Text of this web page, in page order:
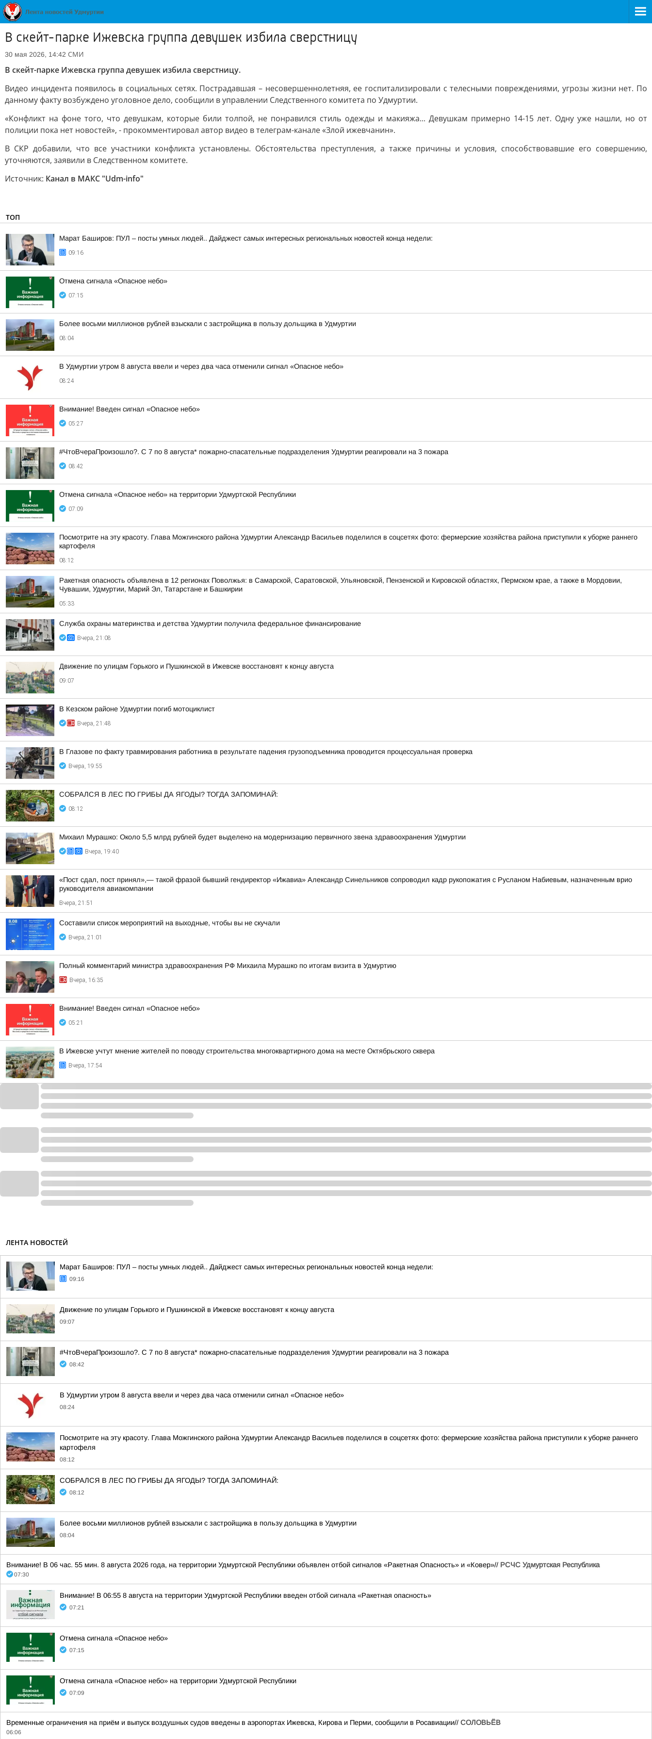
В скейт-парке Ижевска группа девушек избила сверстницу
30 мая 2026, 14:42 СМИ
В скейт-парке Ижевска группа девушек избила сверстницу.
Видео инцидента появилось в социальных сетях. Пострадавшая – несовершеннолетняя, ее госпитализировали с телесными повреждениями, угрозы жизни нет. По
данному факту возбуждено уголовное дело, сообщили в управлении Следственного комитета по Удмуртии.
«Конфликт на фоне того, что девушкам, которые били толпой, не понравился стиль одежды и макияжа... Девушкам примерно 14-15 лет. Одну уже нашли, но от
полиции пока нет новостей», - прокомментировал автор видео в телеграм-канале «Злой ижевчанин».
В СКР добавили, что все участники конфликта установлены. Обстоятельства преступления, а также причины и условия, способствовавшие его совершению,
уточняются, заявили в Следственном комитете.
Источник: Канал в МАКС "Udm-info"
ТОП
Марат Баширов: ПУЛ – посты умных людей.. Дайджест самых интересных региональных новостей конца недели:
09:16
Отмена сигнала «Опасное небо»
07:15
Более восьми миллионов рублей взыскали с застройщика в пользу дольщика в Удмуртии
08:04
В Удмуртии утром 8 августа ввели и через два часа отменили сигнал «Опасное небо»
08:24
Внимание! Введен сигнал «Опасное небо»
05:27
#ЧтоВчераПроизошло?. С 7 по 8 августа* пожарно-спасательные подразделения Удмуртии реагировали на 3 пожара
08:42
Отмена сигнала «Опасное небо» на территории Удмуртской Республики
07:09
Посмотрите на эту красоту. Глава Можгинского района Удмуртии Александр Васильев поделился в соцсетях фото: фермерские хозяйства района приступили к уборке раннего
картофеля
08:12
Ракетная опасность объявлена в 12 регионах Поволжья: в Самарской, Саратовской, Ульяновской, Пензенской и Кировской областях, Пермском крае, а также в Мордовии,
Чувашии, Удмуртии, Марий Эл, Татарстане и Башкирии
05:33
Служба охраны материнства и детства Удмуртии получила федеральное финансирование
Вчера, 21:08
Движение по улицам Горького и Пушкинской в Ижевске восстановят к концу августа
09:07
В Кезском районе Удмуртии погиб мотоциклист
Вчера, 21:48
В Глазове по факту травмирования работника в результате падения грузоподъемника проводится процессуальная проверка
Вчера, 19:55
СОБРАЛСЯ В ЛЕС ПО ГРИБЫ ДА ЯГОДЫ? ТОГДА ЗАПОМИНАЙ:
08:12
Михаил Мурашко: Около 5,5 млрд рублей будет выделено на модернизацию первичного звена здравоохранения Удмуртии
Вчера, 19:40
«Пост сдал, пост принял»,— такой фразой бывший гендиректор «Ижавиа» Александр Синельников сопроводил кадр рукопожатия с Русланом Набиевым, назначенным врио
руководителя авиакомпании
Вчера, 21:51
Составили список мероприятий на выходные, чтобы вы не скучали
Вчера, 21:01
Полный комментарий министра здравоохранения РФ Михаила Мурашко по итогам визита в Удмуртию
Вчера, 16:35
Внимание! Введен сигнал «Опасное небо»
05:21
В Ижевске учтут мнение жителей по поводу строительства многоквартирного дома на месте Октябрьского сквера
Вчера, 17:54
ЛЕНТА НОВОСТЕЙ
Марат Баширов: ПУЛ – посты умных людей.. Дайджест самых интересных региональных новостей конца недели:
09:16
Движение по улицам Горького и Пушкинской в Ижевске восстановят к концу августа
09:07
#ЧтоВчераПроизошло?. С 7 по 8 августа* пожарно-спасательные подразделения Удмуртии реагировали на 3 пожара
08:42
В Удмуртии утром 8 августа ввели и через два часа отменили сигнал «Опасное небо»
08:24
Посмотрите на эту красоту. Глава Можгинского района Удмуртии Александр Васильев поделился в соцсетях фото: фермерские хозяйства района приступили к уборке раннего
картофеля
08:12
СОБРАЛСЯ В ЛЕС ПО ГРИБЫ ДА ЯГОДЫ? ТОГДА ЗАПОМИНАЙ:
08:12
Более восьми миллионов рублей взыскали с застройщика в пользу дольщика в Удмуртии
08:04
Внимание! В 06 час. 55 мин. 8 августа 2026 года, на территории Удмуртской Республики объявлен отбой сигналов «Ракетная Опасность» и «Ковер»// РСЧС Удмуртская Республика
07:30
Внимание! В 06:55 8 августа на территории Удмуртской Республики введен отбой сигнала «Ракетная опасность»
07:21
Отмена сигнала «Опасное небо»
07:15
Отмена сигнала «Опасное небо» на территории Удмуртской Республики
07:09
Временные ограничения на приём и выпуск воздушных судов введены в аэропортах Ижевска, Кирова и Перми, сообщили в Росавиации// СОЛОВЬЁВ
06:06